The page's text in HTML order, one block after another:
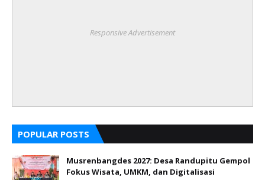
Responsive Advertisement
POPULAR POSTS
Musrenbangdes 2027: Desa Randupitu Gempol
Fokus Wisata, UMKM, dan Digitalisasi